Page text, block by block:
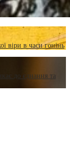
віри в часи гонінь
до єднання та